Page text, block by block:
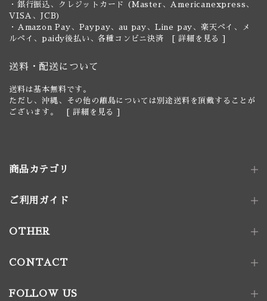
・銀行振込、クレジットカード (Master、Americanexpress、
VISA、JCB)
・Amazon Pay、Paypay、au pay、Line pay、楽天ペイ、メ
ルペイ、paidy後払い、各種コンビニ決済 [ 詳細を見る
送料・配送について
送料は基本無料です。
ただし、沖縄、その他の離島については別途送料を頂戴することが
ございます。 [ 詳細を見る
商品カテゴリ
照明器具
ペンダントライト｜多灯
ご利用ガイド
OTHER
CONTACT
FOLLOW US